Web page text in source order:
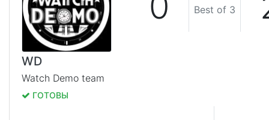
Best of 3
WD
Watch Demo team
ГОТОВЫ